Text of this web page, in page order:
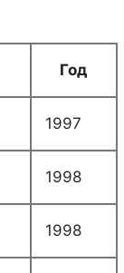
Год
1997
1998
1998